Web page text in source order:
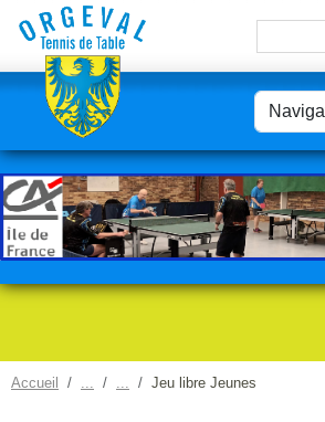
Accueil Jeu libre Jeunes
Panneau de gestion des cookies